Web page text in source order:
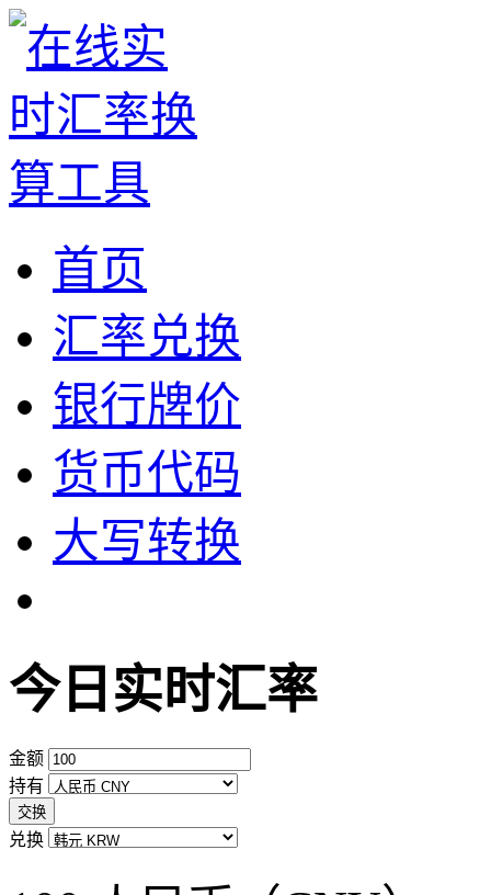
首页
汇率兑换
银行牌价
货币代码
大写转换
今日实时汇率
金额
持有
交换
兑换